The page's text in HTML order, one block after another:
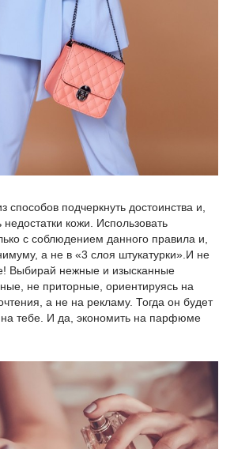
подчеркнуть достоинства и,
недостатки кожи. Использовать
с соблюдением данного правила и,
а не в «3 слоя штукатурки».И не
Выбирай нежные и изысканные
не приторные, ориентируясь на
а не на рекламу. Тогда он будет
тебе. И да, экономить на парфюме